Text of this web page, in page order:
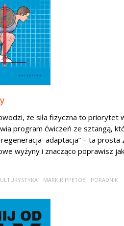
że siła fizyczna to priorytet
program ćwiczeń ze sztangą,
– ta
wyżyny i znacząco poprawisz
MARK RIPPETOE PORADNIK